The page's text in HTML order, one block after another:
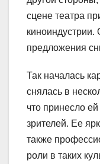
сцене театра
киноиндустрии.
предложения
Так началась
снялась в
что принесло
зрителей. Ее
также
роли в таких